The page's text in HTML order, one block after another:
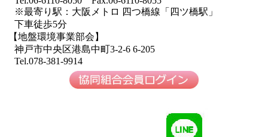
※最寄り駅：大阪メトロ 四つ橋線「四ツ橋駅」
下車徒歩5分
【地盤環境事業部会】
神戸市中央区港島中町3-2-6 6-205
Tel.078-381-9914